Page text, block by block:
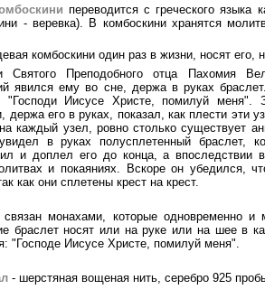
переводится с греческого языка
- веревка). В комбоскини хранятся
комбоскини один раз в жизни, носят его,
Святого Преподобного отца Пахомия
явился ему во сне, держа в руках
"Господи Иисусе Христе, помилуй меня".
держа его в руках, показал, как плести эти
каждый узел, ровно столько существует
в руках полусплетенный браслет,
и доплел его до конца, а впоследствии
и покаяниях. Вскоре он убедился,
как они сплетены крест на крест.
связан монахами, которые одновременно и
браслет носят или на руке или на шее в
"Господе Иисусе Христе, помилуй меня".
- шерстяная вощеная нить, серебро 925